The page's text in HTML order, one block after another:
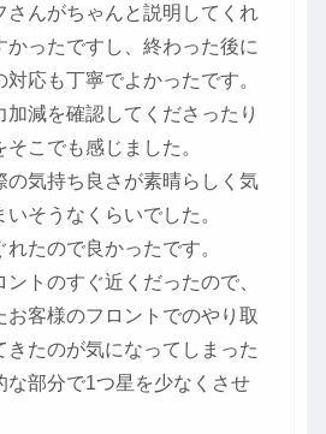
さんがちゃんと説明してくれ
かったですし、終わった後に
応も丁寧でよかったです。
減を確認してくださったり
こでも感じました。
の気持ち良さが素晴らしく気
そうなくらいでした。
たので良かったです。
トのすぐ近くだったので、
お客様のフロントでのやり取
きたのが気になってしまった
な部分で1つ星を少なくさせ